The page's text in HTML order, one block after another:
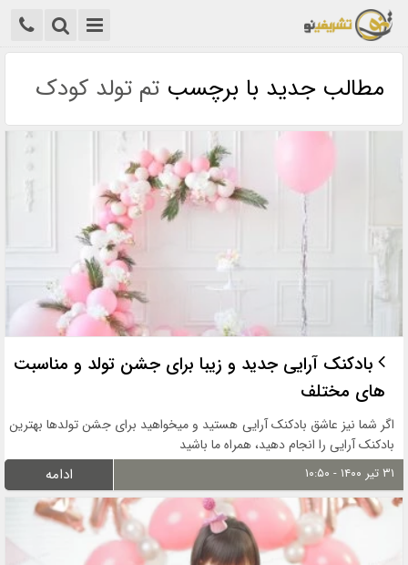
مطالب جدید با برچسب تم تولد کودک
بادکنک آرایی جدید و زیبا برای جشن تولد و مناسبت
های مختلف
اگر شما نیز عاشق بادکنک آرایی هستید و میخواهید برای جشن تولدها بهترین
بادکنک آرایی را انجام دهید، همراه ما باشید
۳۱ تیر ۱۴۰۰ - ۱۰:۵۰ ادامه